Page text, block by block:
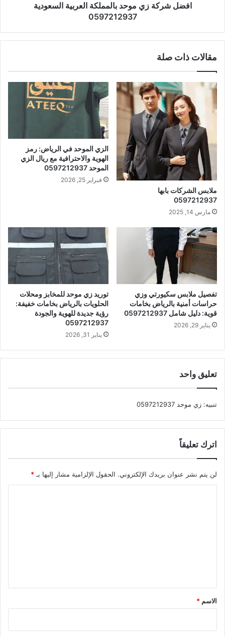
افضل شركة زي موحد بالمملكة العربية السعودية
0597212937
مقالات ذات صلة
ملابس الشركات بابها
0597212937
مارس 14, 2025
الزي الموحد في الرياض: رمز
الهوية والاحترافية مع ريال الزي
الموحد 0597212937
فبراير 25, 2026
تفصيل ملابس سكيورتي وزي
حراسات أمنية بالرياض بخامات
قوية: دليل شامل 0597212937
يناير 29, 2026
توريد زي موحد للمخابز ومحلات
الحلويات بالرياض بخامات خفيفة:
رؤية جديدة للهوية والجودة
0597212937
يناير 31, 2026
تعليق واحد
تنبيه: زي موحد 0597212937
اترك تعليقاً
لن يتم نشر عنوان بريدك الإلكتروني. الحقول الإلزامية مشار إليها بـ *
*
الاسم *